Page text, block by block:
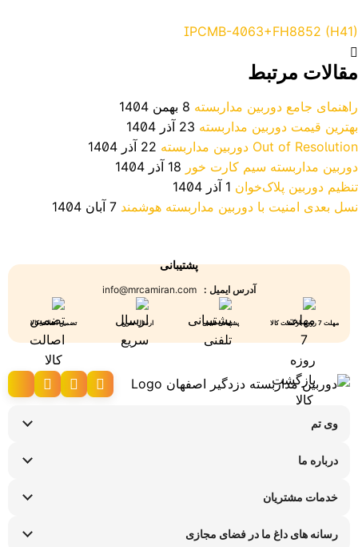
IPCMB-4063+FH8852 (H41)
مقالات مرتبط
راهنمای جامع دوربین مداربسته 8 بهمن 1404
بهترین قیمت دوربین مداربسته 23 آذر 1404
Out of Resolution دوربین مداربسته
22 آذر 1404
دوربین مداربسته سیم کارت خور 18 آذر 1404
تنظیم دوربین پلاک‌خوان 1 آذر 1404
نسل بعدی امنیت با دوربین مداربسته هوشمند 7 آبان 1404
پشتیبانی
آدرس ایمیل :
مهلت 7 روزه بازگشت کالا پشتیبانی تلفنی ارسال سریع تضمین اصالت کالا
وی تم
شرایط عودت کالا
پیگیری سفارش
درباره ما
تماس با ما
فروشگاه های حضوری
خدمات مشتریان
ضمانت هفت روزه وی تم
رسانه های داغ ما در فضای مجازی